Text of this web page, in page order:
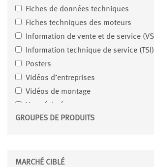
Fiches de données techniques
Fiches techniques des moteurs
Information de vente et de service
Information technique de service (TSI)
Posters
Vidéos d’entreprises
Vidéos de montage
GROUPES DE PRODUITS
MARCHÉ CIBLÉ